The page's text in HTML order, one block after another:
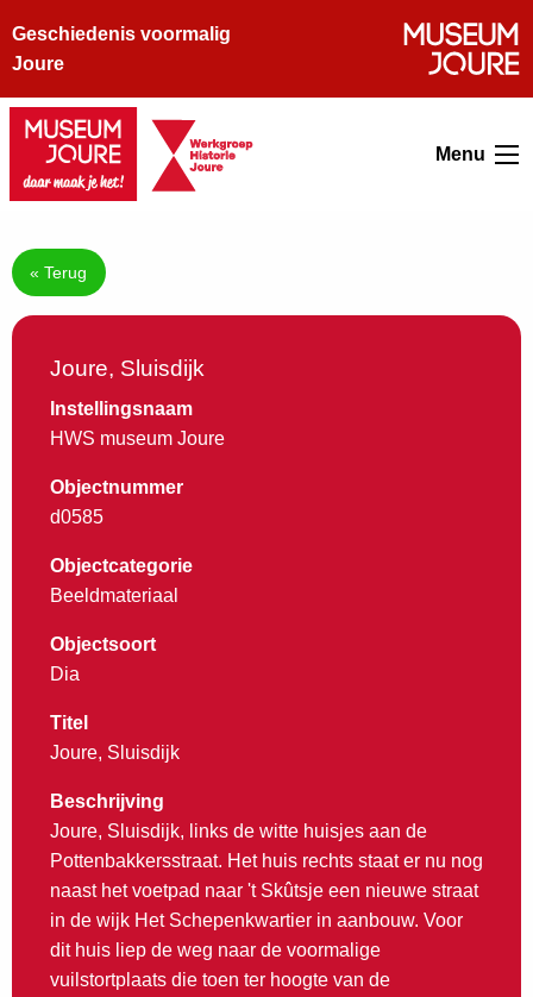
Geschiedenis voormalig
Joure
Menu
« Terug
Joure, Sluisdijk
Instellingsnaam
HWS museum Joure
Objectnummer
d0585
Objectcategorie
Beeldmateriaal
Objectsoort
Dia
Titel
Joure, Sluisdijk
Beschrijving
Joure, Sluisdijk, links de witte huisjes aan de
Pottenbakkersstraat. Het huis rechts staat er nu nog
naast het voetpad naar 't Skûtsje een nieuwe straat
in de wijk Het Schepenkwartier in aanbouw. Voor
dit huis liep de weg naar de voormalige
vuilstortplaats die toen ter hoogte van de